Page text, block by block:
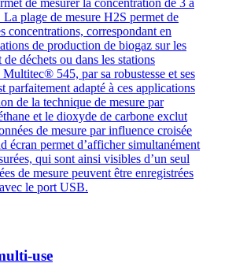
de mesurer la concentration de 3 à
plage de mesure H2S permet de
concentrations, correspondant en
de production de biogaz sur les
de déchets ou dans les stations
545, par sa robustesse et ses
parfaitement adapté à ces applications
de la technique de mesure par
et le dioxyde de carbone exclut
de mesure par influence croisée
écran permet d’afficher simultanément
qui sont ainsi visibles d’un seul
de mesure peuvent être enregistrées
le port USB.
use